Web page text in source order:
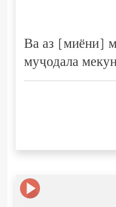
Ва аз [миёни]
муҷодала